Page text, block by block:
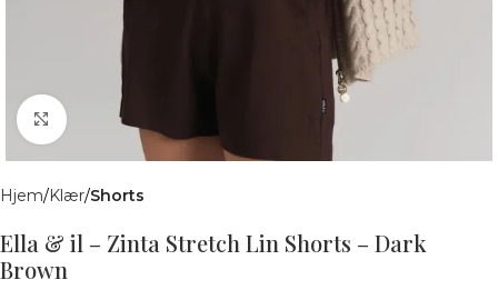
Klikk for å forstørre
Hjem Klær Shorts
Ella & il – Zinta Stretch Lin Shorts – Dark
Brown